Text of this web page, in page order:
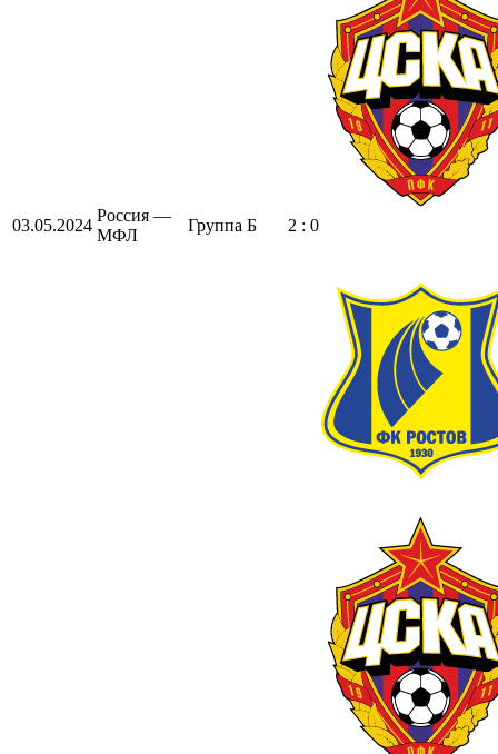
03.05.2024
Россия —
МФЛ
Группа Б 2 : 0